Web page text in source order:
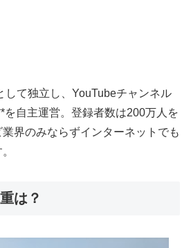
して独立し、YouTubeチャンネル
を自主運営。登録者数は200万人を
界のみならずインターネットでも
は？